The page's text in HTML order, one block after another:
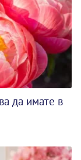
да имате в